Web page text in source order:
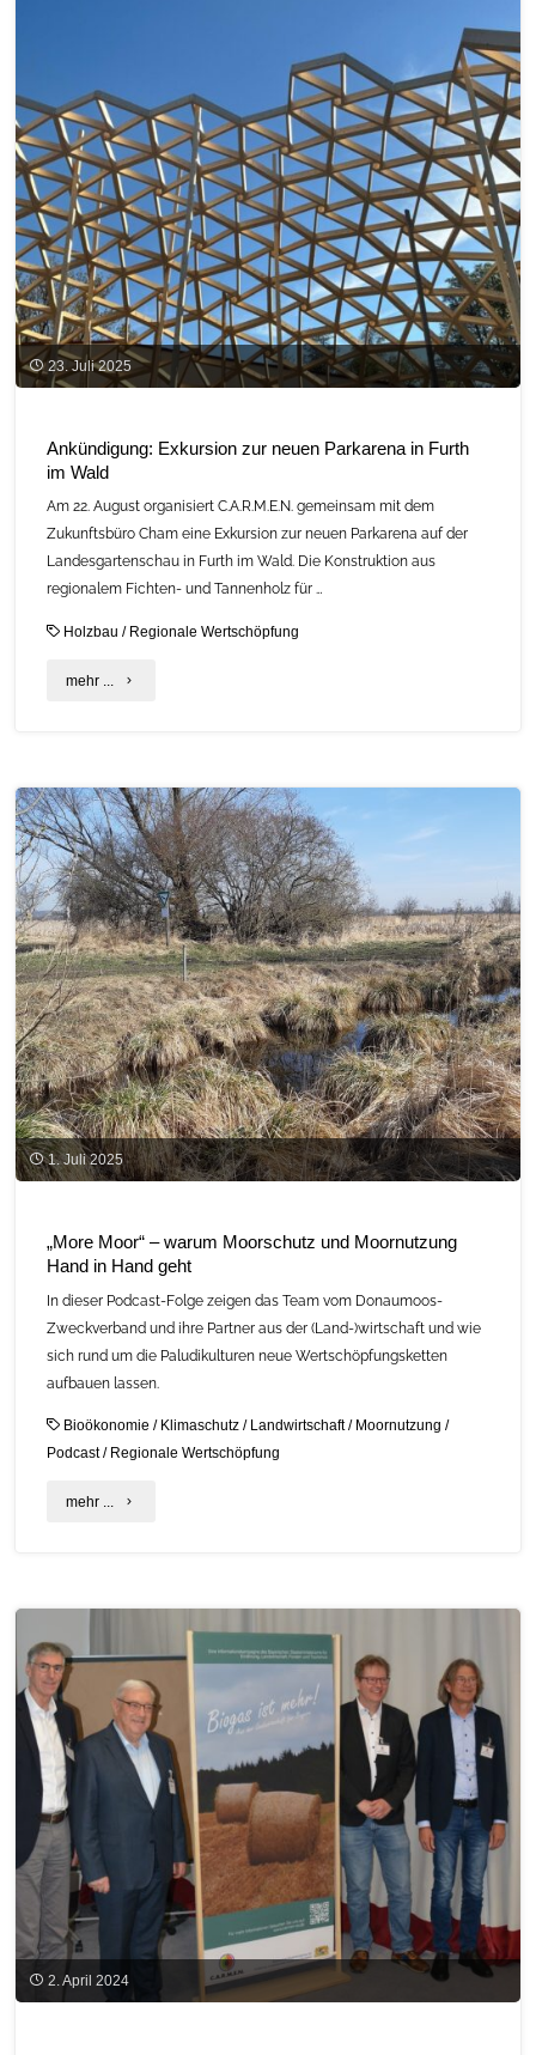
für
die
(Land-)Wirtschaft"
23. Juli 2025
Ankündigung: Exkursion zur neuen Parkarena in Furth
im Wald
Am 22. August organisiert C.A.R.M.E.N. gemeinsam mit dem
Zukunftsbüro Cham eine Exkursion zur neuen Parkarena auf der
Landesgartenschau in Furth im Wald. Die Konstruktion aus
regionalem Fichten- und Tannenholz für …
Holzbau / Regionale Wertschöpfung
mehr ... "Ankündigung:
neuen
Parkarena
in
Furth
im
Wald"
1. Juli 2025
„More Moor“ – warum Moorschutz und Moornutzung
Hand in Hand geht
In dieser Podcast-Folge zeigen das Team vom Donaumoos-
Zweckverband und ihre Partner aus der (Land-)wirtschaft und wie
sich rund um die Paludikulturen neue Wertschöpfungsketten
aufbauen lassen.
Bioökonomie / Klimaschutz / Landwirtschaft/ Moornutzung /
Podcast/ Regionale Wertschöpfung
mehr ... "„More
Moorschutz
und
Moornutzung
Hand
Hand
2. April 2024